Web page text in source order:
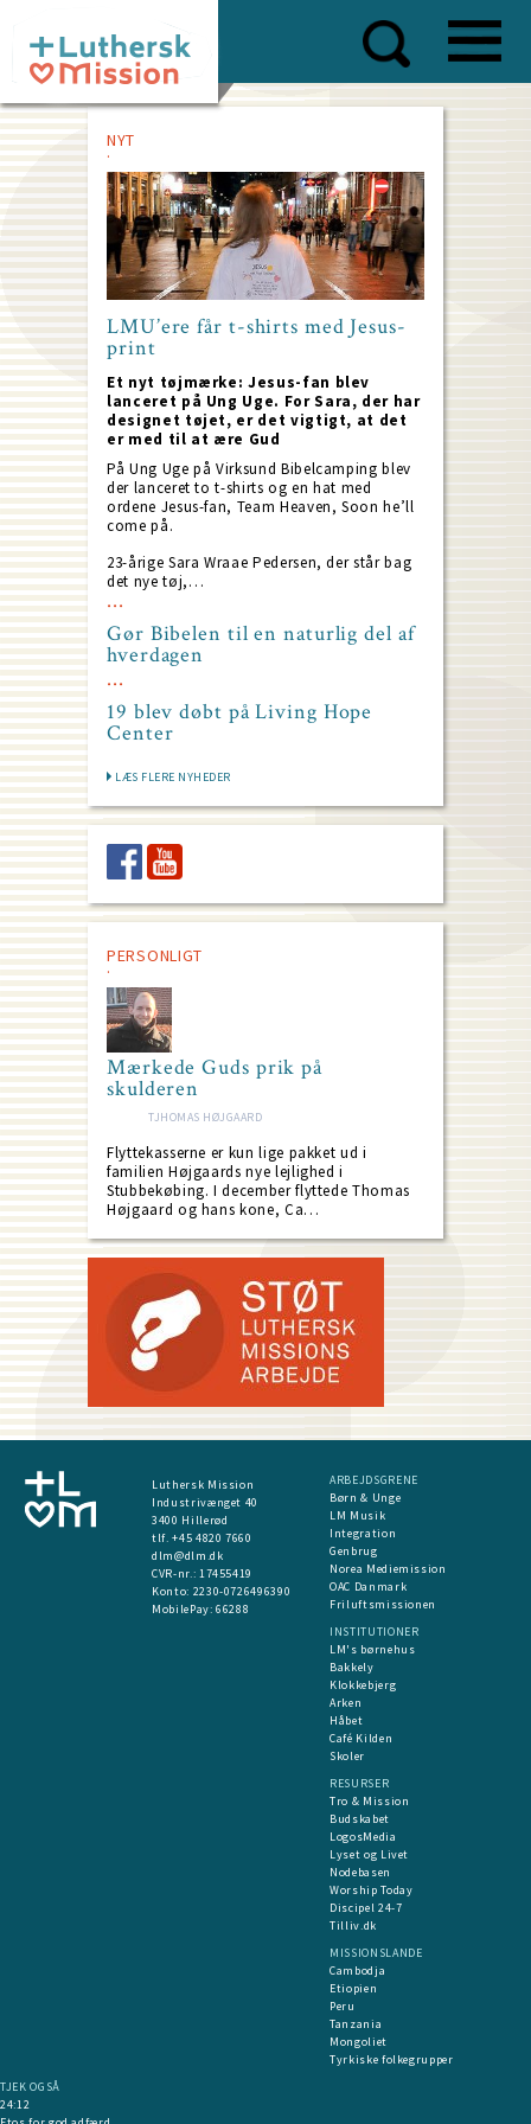
main
content
NYT
LMU’ere får t-shirts med Jesus-
print
Et nyt tøjmærke: Jesus-fan blev
lanceret på Ung Uge. For Sara, der har
designet tøjet, er det vigtigt, at det
er med til at ære Gud
På Ung Uge på Virksund Bibelcamping blev
der lanceret to t-shirts og en hat med
ordene Jesus-fan, Team Heaven, Soon he’ll
come på.
23-årige Sara Wraae Pedersen, der står bag
det nye tøj,…
Gør Bibelen til en naturlig del af
hverdagen
19 blev døbt på Living Hope
Center
LÆS FLERE NYHEDER
PERSONLIGT
Mærkede Guds prik på
skulderen
TJHOMAS HØJGAARD
Flyttekasserne er kun lige pakket ud i
familien Højgaards nye lejlighed i
Stubbekøbing. I december flyttede Thomas
Højgaard og hans kone, Ca…
Luthersk Mission
Industrivænget 40
3400 Hillerød
tlf. +45 4820 7660
dlm@dlm.dk
CVR-nr.: 17455419
​Konto: 2230-0726496390
MobilePay:66288
ARBEJDSGRENE
Børn & Unge
LM Musik
Integration
Genbrug
Norea Mediemission
OAC Danmark
Friluftsmissionen
INSTITUTIONER
LM's børnehus
Bakkely
Klokkebjerg
Arken
Håbet
Café Kilden
Skoler
RESURSER
Tro & Mission
Budskabet
LogosMedia
Lyset og Livet
Nodebasen
Worship Today
Discipel 24-7
Tilliv.dk
MISSIONSLANDE
Cambodja
Etiopien
Peru
Tanzania
Mongoliet
Tyrkiske folkegrupper
TJEK OGSÅ
24:12